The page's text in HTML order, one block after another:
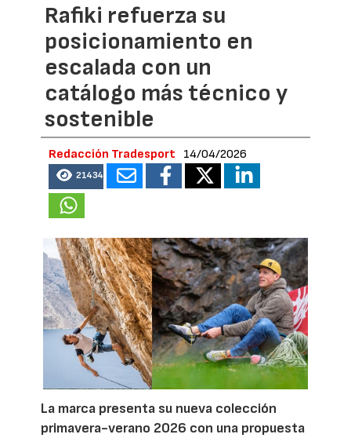
Rafiki refuerza su
posicionamiento en
escalada con un
catálogo más técnico y
sostenible
Redacción Tradesport 14/04/2026
21434
La marca presenta su nueva colección
primavera-verano 2026 con una propuesta